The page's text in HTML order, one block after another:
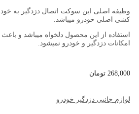
وظیفه اصلی این سوکت اتصال دزدگیر به
کشی اصلی خودرو میباشد.
استفاده از این محصول دلخواه میباشد و
امکانات دزدگیر و خودرو نمیشود.
268,000 تومان
لوازم جانبی دزدگیر خودرو